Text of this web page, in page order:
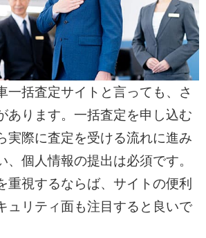
一括査定サイトと言っても、さ
あります。一括査定を申し込む
実際に査定を受ける流れに進み
、個人情報の提出は必須です。
重視するならば、サイトの便利
ュリティ面も注目すると良いで